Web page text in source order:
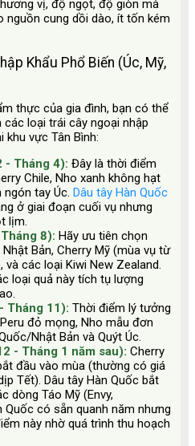
vị, độ ngọt, độ giòn mà
cung dồi dào, ít tốn kém
Khẩu Phổ Biến (Úc, Mỹ,
thực của gia đình, bạn có thể
loại trái cây ngoại nhập
vực Tân Bình:
- Tháng 4): Đây là thời điểm
Chile, Nho xanh không hạt
tay Úc. Dâu tây Hàn Quốc
ở giai đoạn cuối vụ nhưng
lịm.
8): Hãy ưu tiên chọn
Bản, Cherry Mỹ (mùa vụ từ
các loại Kiwi New Zealand.
loại quả này tích tụ lượng
Tháng 11): Thời điểm lý tưởng
đỏ mọng, Nho mẫu đơn
Nhật Bản và Quýt Úc.
- Tháng 1 năm sau): Cherry
đầu vào mùa (thường có giá
Tết). Dâu tây Hàn Quốc bắt
dòng Táo Mỹ (Envy,
Quốc có sẵn quanh năm nhưng
này nhờ quá trình thu hoạch